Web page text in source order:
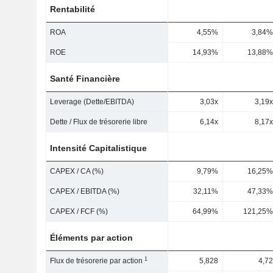
Rentabilité
ROA 4,55% 3,84%
ROE 14,93% 13,88%
Santé Financière
Leverage (Dette/EBITDA) 3,03x 3,19x
Dette / Flux de trésorerie libre 6,14x 8,17x
Intensité Capitalistique
CAPEX / CA (%) 9,79% 16,25%
CAPEX / EBITDA (%) 32,11% 47,33%
CAPEX / FCF (%) 64,99% 121,25%
Éléments par action
Flux de trésorerie par action1 5,828 4,72